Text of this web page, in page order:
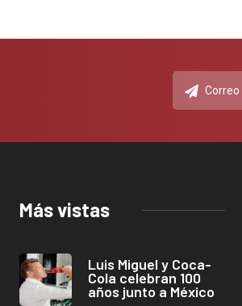
Más vistas
Luis Miguel y Coca-
Cola celebran 100
años junto a México